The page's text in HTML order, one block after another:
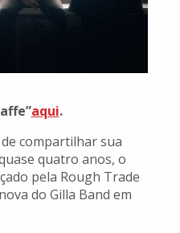
aqui.
compartilhar sua
quatro anos, o
pela Rough Trade
do Gilla Band em